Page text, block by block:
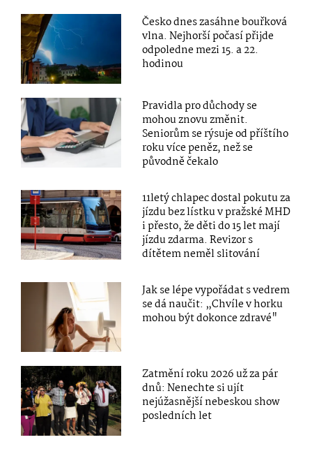
Česko dnes zasáhne bouřková
vlna. Nejhorší počasí přijde
odpoledne mezi 15. a 22.
hodinou
Pravidla pro důchody se
mohou znovu změnit.
Seniorům se rýsuje od příštího
roku více peněz, než se
původně čekalo
11letý chlapec dostal pokutu za
jízdu bez lístku v pražské MHD
i přesto, že děti do 15 let mají
jízdu zdarma. Revizor s
dítětem neměl slitování
Jak se lépe vypořádat s vedrem
se dá naučit: „Chvíle v horku
mohou být dokonce zdravé"
Zatmění roku 2026 už za pár
dnů: Nenechte si ujít
nejúžasnější nebeskou show
posledních let